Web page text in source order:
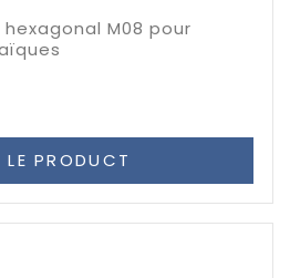
hexagonal M08 pour
LE PRODUCT